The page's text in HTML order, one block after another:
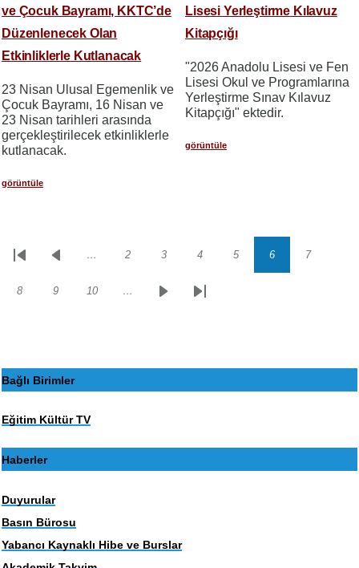
ve Çocuk Bayramı, KKTC’de
Düzenlenecek Olan
Etkinliklerle Kutlanacak
23 Nisan Ulusal Egemenlik ve
Çocuk Bayramı, 16 Nisan ve
23 Nisan tarihleri arasında
gerçekleştirilecek etkinliklerle
kutlanacak.
görüntüle
Lisesi Yerleştirme Kılavuz
Kitapçığı
"2026 Anadolu Lisesi ve Fen
Lisesi Okul ve Programlarına
Yerleştirme Sınav Kılavuz
Kitapçığı" ektedir.
görüntüle
Sayfalama
İlk
Önceki… Sayfa
2 Sayfa
3 Sayfa
4 Sayfa
5 Sayfa
6 Sayfa
7
Sayfa
8 Sayfa
9 Sayfa
10 …
SonrakiSon
Bağlı Birimler
Eğitim Kültür TV
Haberler
Duyurular
Basın Bürosu
Yabancı Kaynaklı Hibe ve Burslar